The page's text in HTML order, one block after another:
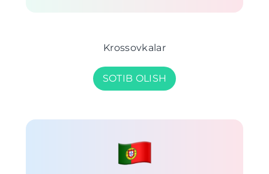
Krossovkalar
SOTIB OLISH